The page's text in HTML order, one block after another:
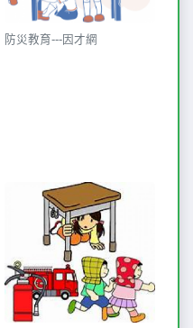
防災教育---因才網